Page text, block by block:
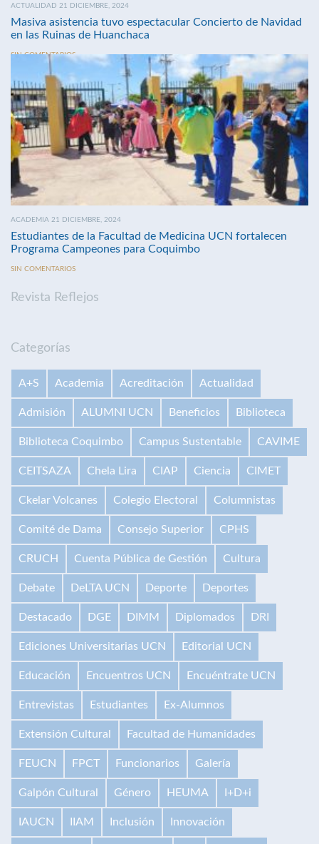
ACTUALIDAD 21 DICIEMBRE, 2024
Masiva asistencia tuvo espectacular Concierto de Navidad
en las Ruinas de Huanchaca
SIN COMENTARIOS
ACADEMIA 21 DICIEMBRE, 2024
Estudiantes de la Facultad de Medicina UCN fortalecen
Programa Campeones para Coquimbo
SIN COMENTARIOS
Revista Reflejos
Categorías
A+S Academia Acreditación Actualidad
Admisión ALUMNI UCN Beneficios Biblioteca
Biblioteca Coquimbo Campus Sustentable CAVIME
CEITSAZA Chela Lira CIAP Ciencia CIMET
Ckelar Volcanes Colegio Electoral Columnistas
Comité de Dama Consejo Superior CPHS
CRUCH Cuenta Pública de Gestión Cultura
Debate DeLTA UCN Deporte Deportes
Destacado DGE DIMM Diplomados DRI
Ediciones Universitarias UCN Editorial UCN
Educación Encuentros UCN Encuéntrate UCN
Entrevistas Estudiantes Ex-Alumnos
Extensión Cultural Facultad de Humanidades
FEUCN FPCT Funcionarios Galería
Galpón Cultural Género HEUMA I+D+i
IAUCN IIAM Inclusión Innovación